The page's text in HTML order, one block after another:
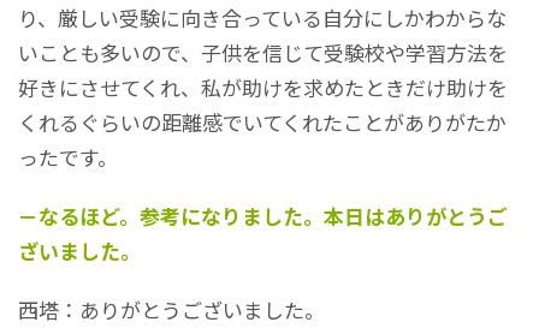
り、厳しい受験に向き合っている自分にしかわからな
いことも多いので、子供を信じて受験校や学習方法を
好きにさせてくれ、私が助けを求めたときだけ助けを
くれるぐらいの距離感でいてくれたことがありがたか
ったです。
－なるほど。参考になりました。本日はありがとうご
ざいました。
西塔：ありがとうございました。